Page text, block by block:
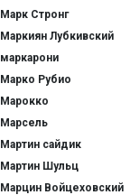
Марк Стронг
Маркиян Лубкивский
маркарони
Марко Рубио
Марокко
Марсель
Мартин сайдик
Мартин Шульц
Марцин Войцеховский